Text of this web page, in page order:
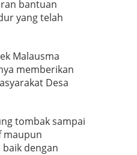
bantuan
yang telah
Malausma
memberikan
Desa
tombak sampai
maupun
dengan